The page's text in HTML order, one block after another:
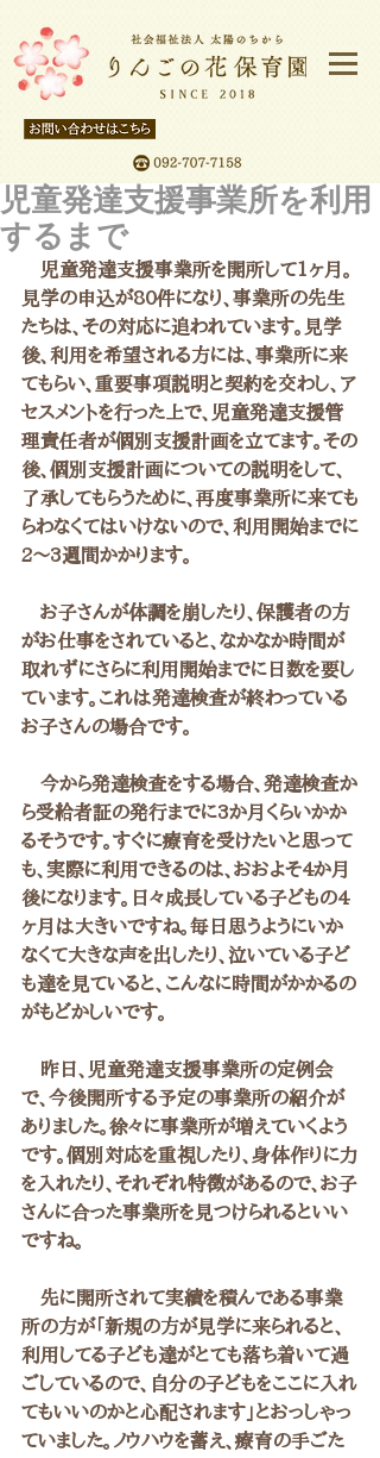
児童発達支援事業所を利用
するまで
児童発達支援事業所を開所して1ヶ月。
見学の申込が80件になり、事業所の先生
たちは、その対応に追われています。見学
後、利用を希望される方には、事業所に来
てもらい、重要事項説明と契約を交わし、ア
セスメントを行った上で、児童発達支援管
理責任者が個別支援計画を立てます。その
後、個別支援計画についての説明をして、
了承してもらうために、再度事業所に来ても
らわなくてはいけないので、利用開始までに
2〜3週間かかります。
お子さんが体調を崩したり、保護者の方
がお仕事をされていると、なかなか時間が
取れずにさらに利用開始までに日数を要し
ています。これは発達検査が終わっている
お子さんの場合です。
今から発達検査をする場合、発達検査か
ら受給者証の発行までに3か月くらいかか
るそうです。すぐに療育を受けたいと思って
も、実際に利用できるのは、おおよそ4か月
後になります。日々成長している子どもの4
ヶ月は大きいですね。毎日思うようにいか
なくて大きな声を出したり、泣いている子ど
も達を見ていると、こんなに時間がかかるの
がもどかしいです。
昨日、児童発達支援事業所の定例会
で、今後開所する予定の事業所の紹介が
ありました。徐々に事業所が増えていくよう
です。個別対応を重視したり、身体作りに力
を入れたり、それぞれ特徴があるので、お子
さんに合った事業所を見つけられるといい
ですね。
先に開所されて実績を積んである事業
所の方が「新規の方が見学に来られると、
利用してる子ども達がとても落ち着いて過
ごしているので、自分の子どもをここに入れ
てもいいのかと心配されます」とおっしゃっ
ていました。ノウハウを蓄え、療育の手ごた